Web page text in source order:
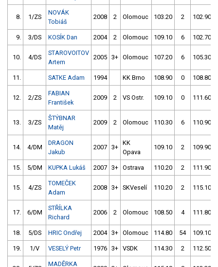
8. 1/ZS
NOVÁK
Tobiáš
2008 2 Olomouc 103.20 2 102.90
9. 3/DS KOSÍK Dan 2004 2 Olomouc 109.10 6 102.70
10. 4/DS
STAROVOITOV
Artem
2005 3+ Olomouc 107.20 6 105.30
11. SATKE Adam 1994 KK Brno 108.90 0 108.80
12. 2/ZS
FABIAN
František
2009 2 VS Ostr. 109.10 0 111.60
13. 3/ZS
ŠTÝBNAR
Matěj
2009 2 Olomouc 110.30 6 110.90
14. 4/DM
DRAGON
Jakub
2007 3+
KK
Opava
109.10 2 109.90
15. 5/DM KUPKA Lukáš 2007 3+ Ostrava 110.20 2 111.90
15. 4/ZS
TOMEČEK
Adam
2008 3+ SKVeselí 110.20 2 115.10
17. 6/DM
STŘÍLKA
Richard
2006 2 Olomouc 108.50 4 111.80
18. 5/DS HRIC Ondřej 2004 3+ Olomouc 114.80 54 109.10
19. 1/V VESELÝ Petr 1976 3+ VSDK 114.30 2 112.50
MADĚRKA